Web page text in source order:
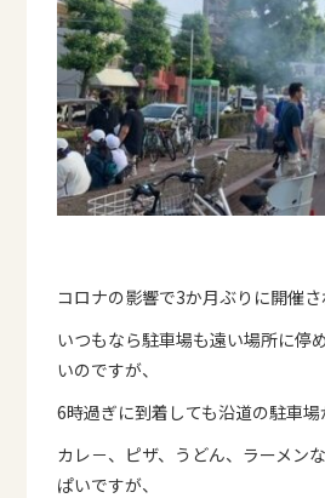
コロナの影響で3か月ぶりに開催さ
いつもなら駐車場も遠い場所に停
いのですが、
6時過ぎに到着しても沿道の駐車場
カレ－、ピザ、うどん、ラーメン
ぱいですが、